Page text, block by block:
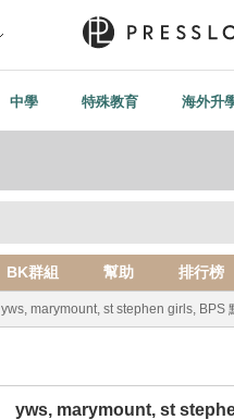
中學 特殊教育 海外升
BK群組 幫助 排行榜
yws, marymount, st stephen girls, BPS
yws, marymount, st